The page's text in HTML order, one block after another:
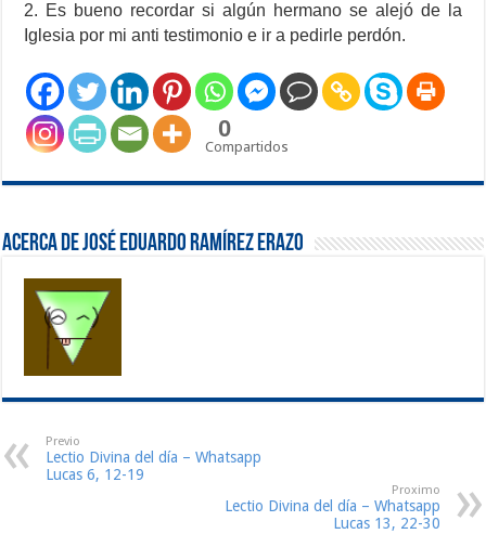
2. Es bueno recordar si algún hermano se alejó de la
Iglesia por mi anti testimonio e ir a pedirle perdón.
0
Compartidos
Acerca de José Eduardo Ramírez Erazo
Previo
Lectio Divina del día – Whatsapp
Lucas 6, 12-19
Proximo
Lectio Divina del día – Whatsapp
Lucas 13, 22-30